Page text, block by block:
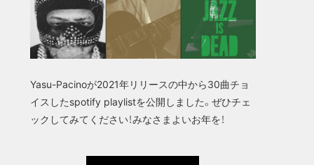
Yasu-Pacinoが2021年リリースの中から30曲チョ
イスしたspotify playlistを公開しました。ぜひチェ
ックしてみてください！みなさまよいお年を！